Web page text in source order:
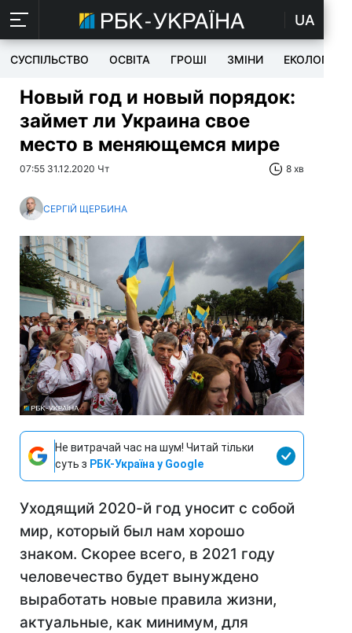
UA
СУСПІЛЬСТВО ОСВІТА ГРОШІ ЗМІНИ ЕКОЛОГІЯ
Новый год и новый порядок:
займет ли Украина свое
место в меняющемся мире
07:55 31.12.2020 Чт 8 хв
СЕРГІЙ ЩЕРБИНА
Не витрачай час на шум! Читай тільки
суть з РБК-Україна у Google
Уходящий 2020-й год уносит с собой
мир, который был нам хорошо
знаком. Скорее всего, в 2021 году
человечество будет вынуждено
выработать новые правила жизни,
актуальные, как минимум, для